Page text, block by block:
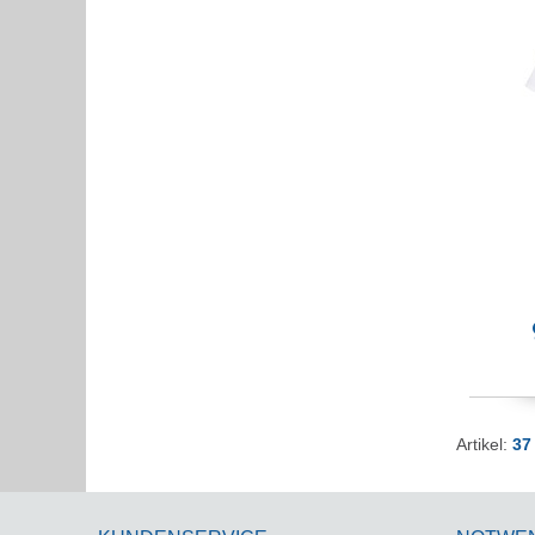
Artikel: